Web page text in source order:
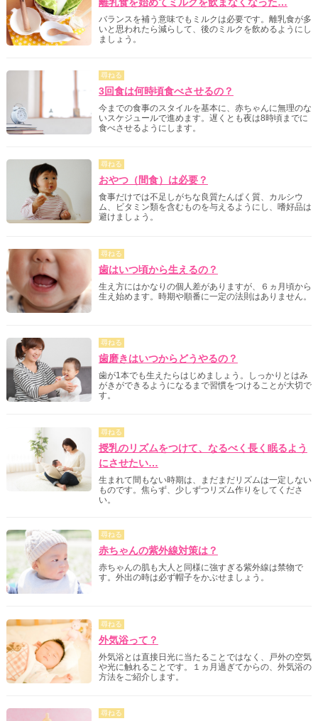
バランスを補う意味でもミルクは必要です。離乳食が多
いと思われたら減らして、後のミルクを飲めるようにし
ましょう。
尋ねる
3回食は何時頃食べさせるの？
今までの食事のスタイルを基本に、赤ちゃんに無理のな
いスケジュールで進めます。遅くとも夜は8時頃までに
食べさせるようにします。
尋ねる
おやつ（間食）は必要？
食事だけでは不足しがちな良質たんぱく質、カルシウ
ム、ビタミン類を含むものを与えるようにし、嗜好品は
避けましょう。
尋ねる
歯はいつ頃から生えるの？
生え方にはかなりの個人差がありますが、６ヵ月頃から
生え始めます。時期や順番に一定の法則はありません。
尋ねる
歯磨きはいつからどうやるの？
歯が1本でも生えたらはじめましょう。しっかりとはみ
がきができるようになるまで習慣をつけることが大切で
す。
尋ねる
授乳のリズムをつけて、なるべく長く眠るよう
にさせたい…
生まれて間もない時期は、まだまだリズムは一定しない
ものです。焦らず、少しずつリズム作りをしてくださ
い。
尋ねる
赤ちゃんの紫外線対策は？
赤ちゃんの肌も大人と同様に強すぎる紫外線は禁物で
す。外出の時は必ず帽子をかぶせましょう。
尋ねる
外気浴って？
外気浴とは直接日光に当たることではなく、戸外の空気
や光に触れることです。１ヵ月過ぎてからの、外気浴の
方法をご紹介します。
尋ねる